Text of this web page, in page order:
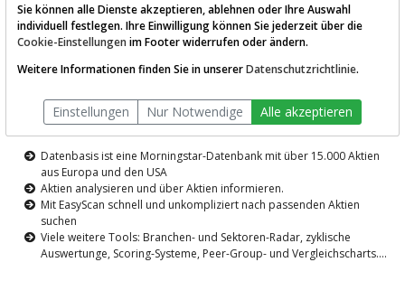
AKTIEN-TERMINAL
Die Aktienanalyse-Plattform von
TraderFox
Datenbasis ist eine Morningstar-Datenbank mit über 15.000 Aktien
aus Europa und den USA
Aktien analysieren und über Aktien informieren.
Mit EasyScan schnell und unkompliziert nach passenden Aktien
suchen
Viele weitere Tools: Branchen- und Sektoren-Radar, zyklische
Auswertunge, Scoring-Systeme, Peer-Group- und Vergleichscharts....
Sie können alle Dienste akzeptieren, ablehnen oder Ihre Auswahl
individuell festlegen. Ihre Einwilligung können Sie jederzeit über die
Cookie-Einstellungen im Footer widerrufen oder ändern.
Weitere Informationen finden Sie in unsererDatenschutzrichtlinie.
Einstellungen Nur Notwendige Alle akzeptieren